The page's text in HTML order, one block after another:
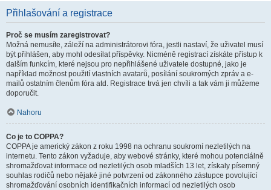
Přihlašování a registrace
Proč se musím zaregistrovat?
Možná nemusíte, záleží na administrátorovi fóra, jestli nastaví, že uživatel musí
být přihlášen, aby mohl odesílat příspěvky. Nicméně registrací získáte přístup k
dalším funkcím, které nejsou pro nepřihlášené uživatele dostupné, jako je
například možnost použití vlastních avatarů, posílání soukromých zpráv a e-
mailů ostatním členům fóra atd. Registrace trvá jen chvíli a tak vám ji můžeme
doporučit.
Nahoru
Co je to COPPA?
COPPA je americký zákon z roku 1998 na ochranu soukromí nezletilých na
internetu. Tento zákon vyžaduje, aby webové stránky, které mohou potenciálně
shromažďovat informace od nezletilých osob mladších 13 let, získaly písemný
souhlas rodičů nebo nějaké jiné potvrzení od zákonného zástupce povolující
shromažďování osobních identifikačních informací od nezletilých osob